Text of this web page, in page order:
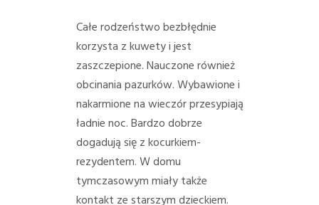
Całe rodzeństwo bezbłędnie
korzysta z kuwety i jest
zaszczepione. Nauczone również
obcinania pazurków. Wybawione i
nakarmione na wieczór przesypiają
ładnie noc. Bardzo dobrze
dogadują się z kocurkiem-
rezydentem. W domu
tymczasowym miały także
kontakt ze starszym dzieckiem.